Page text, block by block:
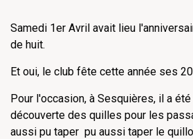
Samedi 1er Avril avait lieu
de huit.
Et oui, le club fête cette année ses
Pour l'occasion, à Sesquières, il a
découverte des quilles pour les
aussi pu taper pu aussi taper le